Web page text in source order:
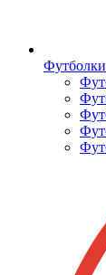
Футболки